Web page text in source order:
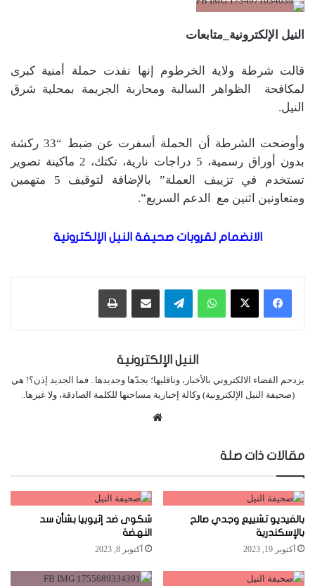
النيل الإلكترونية_متابعات
قالت شرطة ولاية الخرطوم إنها نفذت حملة أمنية كبرى
لمكافحة الظواهر السالبة ومحاربة الجريمة بمحلية شرق
النيل.
وأوضحت الشرطة أن الحملة أسفرت عن ضبط “33 ركشة
بدون أوراق رسمية، 5 دراجات نارية، تكتك، 2 ماكينة تصوير
تستخدم في تزييف العملة” بالإضافة لتوقيف 5 متهمين
ومتعاونين اثنين مع الدعم السريع”.
الانضمام لقروبات صحيفة النيل الإلكترونية
واتساب تيلقرام مشاركة عبر البريد طباعة
النيل الإلكترونية
يزدحم الفضاء الالكتروني بالأخبار، وناقليها؛ بجدّها وجديدها.. فما الجديد إذن؟! هي
(صحيفة النيل الإلكترونية) وكالة إخبارية مساحتها للكلمة الصادقة، ولا غيرها..
مقالات ذات صلة
بالفيديو تشييع وجدي صالح
بالإسكندرية
أكتوبر 19, 2023
شكوى ضد إثيوبيا بشأن سد
النهضة
أكتوبر 8, 2023